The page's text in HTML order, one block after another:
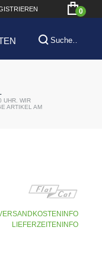
0
UHR. WIR
ARTIKEL AM
LIEFERZEITENINFO